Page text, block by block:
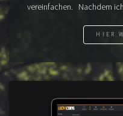
vereinfachen. Nachdem
HIER